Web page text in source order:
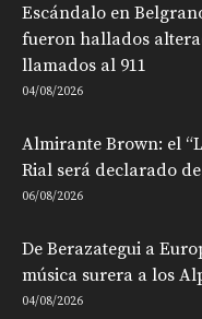
Escándalo en
fueron hallados
llamados al 911
04/08/2026
Almirante Brown: el
Rial será declarado
06/08/2026
De Berazategui a
música surera a los
04/08/2026